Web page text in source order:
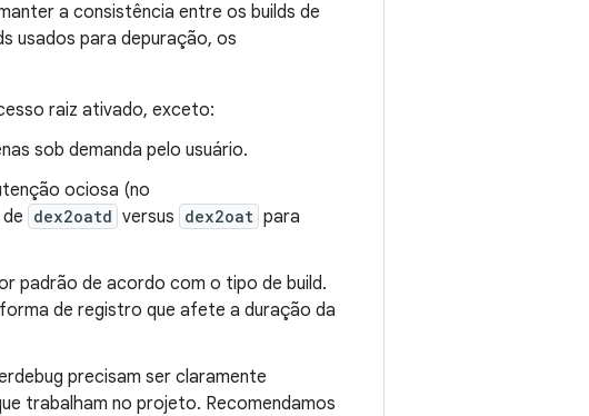
a consistência entre os builds de
usados para depuração, os
raiz ativado, exceto:
sob demanda pelo usuário.
ociosa (no
dex2oatd versus dex2oat para
padrão de acordo com o tipo de build.
de registro que afete a duração da
precisam ser claramente
trabalham no projeto. Recomendamos